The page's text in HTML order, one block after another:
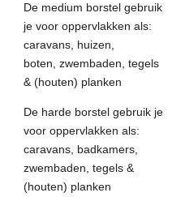
De medium borstel gebruik
je voor oppervlakken als:
caravans, huizen,
boten, zwembaden, tegels
& (houten) planken
De harde borstel gebruik je
voor oppervlakken als:
caravans, badkamers,
zwembaden, tegels &
(houten) planken